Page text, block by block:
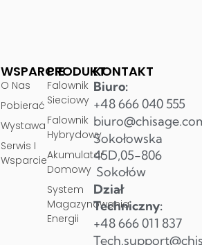
PRODUKT
Falownik
Sieciowy
Falownik
Hybrydowy
Akumulator
Domowy
System
Magazynowania
Energii
WSPARCIE
O Nas
Pobierać
Wystawa
Serwis I
Wsparcie
KONTAKT
Biuro:
+48 666 040 555
Sokołowska
45D,05-806
Sokołów
Dział
Techniczny:
+48 666 011 837